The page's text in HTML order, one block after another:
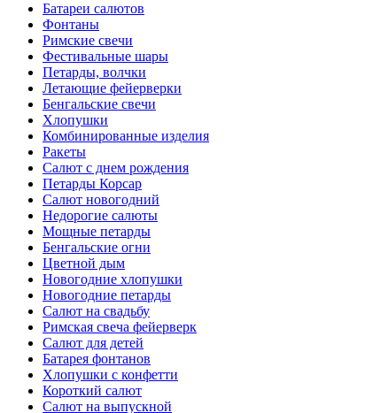
Батареи салютов
Фонтаны
Римские свечи
Фестивальные шары
Петарды, волчки
Летающие фейерверки
Бенгальские свечи
Хлопушки
Комбинированные изделия
Ракеты
Салют с днем рождения
Петарды Корсар
Салют новогодний
Недорогие салюты
Мощные петарды
Бенгальские огни
Цветной дым
Новогодние хлопушки
Новогодние петарды
Салют на свадьбу
Римская свеча фейерверк
Салют для детей
Батарея фонтанов
Хлопушки с конфетти
Короткий салют
Салют на выпускной